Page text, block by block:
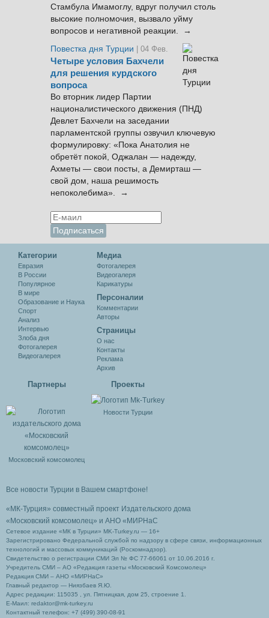
Стамбула Имамоглу, вдруг получил столь
высокие полномочия, вызвало уйму
вопросов и негативной реакции. →
Повестка дня Турции
| 04 Фев.
Четыре условия Бахчели
для решения курдского
вопроса
Во вторник лидер Партии
националистического движения (ПНД)
Девлет Бахчели на заседании
парламентской группы озвучил ключевую
формулировку: «Пока Анатолия не
обретёт покой, Оджалан — надежду,
Ахметы — свои посты, а Демирташ —
свой дом, наша решимость
непоколебима». →
Категории
Евразия
В России
Популярное
В мире
Образование и Наука
Спорт
Анализ
Интервью
Злоба дня
Фотогалерея
Видеогалерея
Медиа
Фотогалерея
Видеогалеря
Карикатуры
Персоналии
Комментарии
Авторы
Cтраницы
О нас
Контакты
Реклама
Архив
Партнеры
Московский комсомолец
Проекты
Новости Турции
Все новости Турции в Вашем смартфоне!
«МК-Турция» совместный проект Издательского дома
«Московский комсомолец» и АНО «МИРНаС
Сетевое издание «МК в Турции» MK-Turkey.ru — 16+
Зарегистрировано Федеральной службой по надзору в сфере связи, информационных
технологий и массовых коммуникаций (Роскомнадзор).
Свидетельство о регистрации СМИ Эл № ФС 77-66061 от 10.06.2016 г.
Учредитель СМИ – АО «Редакция газеты «Московский Комсомолец»
Редакция СМИ – АНО «МИРНаС»
Главный редактор — Ниязбаев Я.Ю.
Адрес редакции: 115035 , ул. Пятницкая, дом 25, строение 1.
Е-Маил: redaktor@mk-turkey.ru
Контактный телефон: +7 (499) 390-08-91